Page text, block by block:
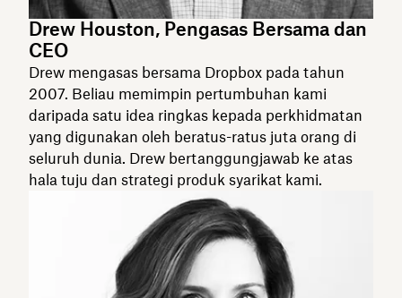
Drew Houston, Pengasas Bersama dan
CEO
Drew mengasas bersama Dropbox pada tahun
2007. Beliau memimpin pertumbuhan kami
daripada satu idea ringkas kepada perkhidmatan
yang digunakan oleh beratus-ratus juta orang di
seluruh dunia. Drew bertanggungjawab ke atas
hala tuju dan strategi produk syarikat kami.